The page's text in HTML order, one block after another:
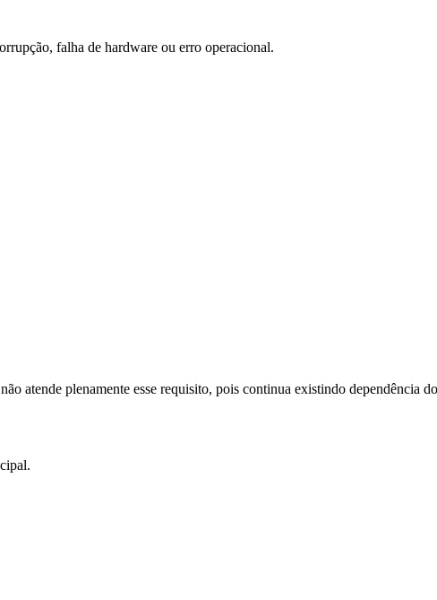
falha de hardware ou erro operacional.
atende plenamente esse requisito, pois continua existindo dependência